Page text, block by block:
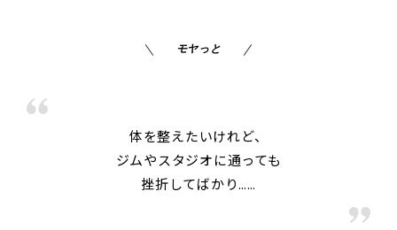
モヤっと
体を整えたいけれど、
ジムやスタジオに通っても
挫折してばかり……